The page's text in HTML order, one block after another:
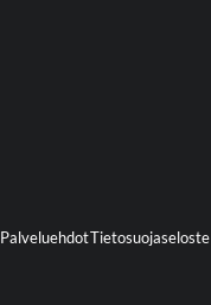
PalveluehdotTietosuojaseloste